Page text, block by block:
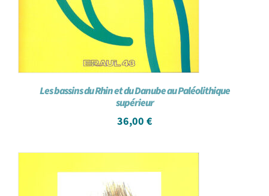
Les bassins du Rhin et du Danube au Paléolithique
supérieur
36,00 €